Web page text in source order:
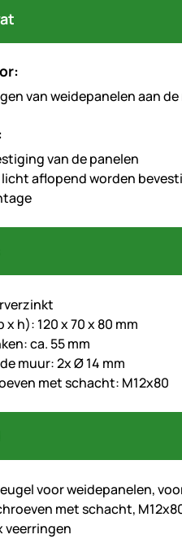
van weidepanelen aan
van de panelen
aflopend worden
h): 120 x 70 x 80 mm
ca. 55 mm
muur: 2x Ø 14 mm
met schacht: M12x80
voor weidepanelen,
met schacht,
veerringen